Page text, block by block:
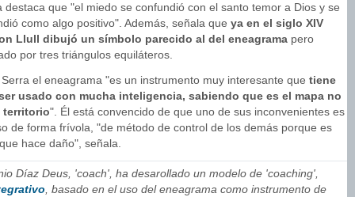
destaca que "el miedo se confundió con el santo temor a Dios y se
como algo positivo". Además, señala que ya en el siglo XIV
Llull dibujó un símbolo parecido al del eneagrama pero
por tres triángulos equiláteros.
el eneagrama "es un instrumento muy interesante que tiene
usado con mucha inteligencia, sabiendo que es el mapa no
territorio". Él está convencido de que uno de sus inconvenientes es
de forma frívola, "de método de control de los demás porque es
hace daño", señala.
Díaz Deus, 'coach', ha desarollado un modelo de 'coaching',
, basado en el uso del eneagrama como instrumento de